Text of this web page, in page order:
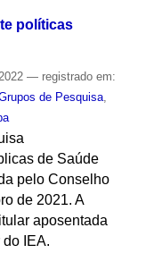
políticas
— registrado em:
de Pesquisa,
de Saúde
pelo Conselho
de 2021. A
aposentada
IEA.